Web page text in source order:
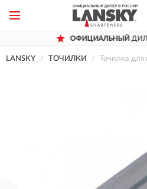
ОФИЦИАЛЬНЫЙДИЛЕР LANSKY
LANSKY ТОЧИЛКИ Точилка для